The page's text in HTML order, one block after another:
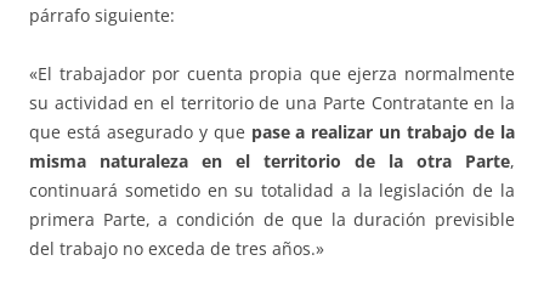
párrafo siguiente:
«El trabajador por cuenta propia que ejerza normalmente
su actividad en el territorio de una Parte Contratante en la
que está asegurado y que pase a realizar un trabajo de la
misma naturaleza en el territorio de la otra Parte,
continuará sometido en su totalidad a la legislación de la
primera Parte, a condición de que la duración previsible
del trabajo no exceda de tres años.»